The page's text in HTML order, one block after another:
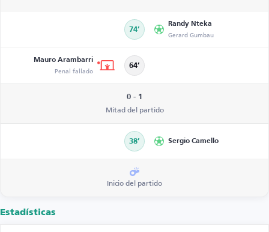
74’
Randy Nteka
Gerard Gumbau
Mauro Arambarri
Penal fallado 64’
0 - 1
Mitad del partido
38’ Sergio Camello
Inicio del partido
Estadísticas